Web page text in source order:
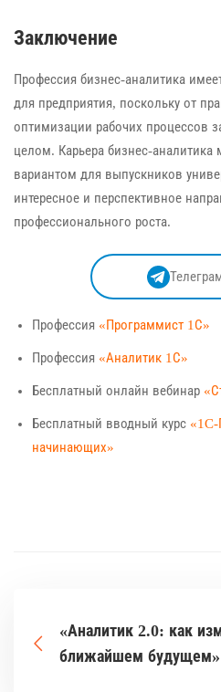
Заключение
Профессия бизнес-аналитика
для предприятия, поскольку от
оптимизации рабочих процессов
целом. Карьера бизнес-
вариантом для выпускников
интересное и перспективное
профессионального роста.
Профессия «Программист 1С»
Профессия «Аналитик 1С»
Бесплатный онлайн вебинар
Бесплатный вводный курс
начинающих»
«Аналитик 2.0: как
ближайшем будущем»